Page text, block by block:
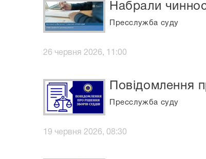
Набрали
Пресслужба суду
26 червня 2026, 11:00
Повідомлення
Пресслужба суду
19 червня 2026, 08:30